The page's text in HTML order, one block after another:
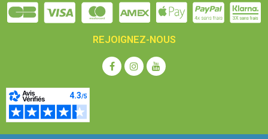
REJOIGNEZ-NOUS